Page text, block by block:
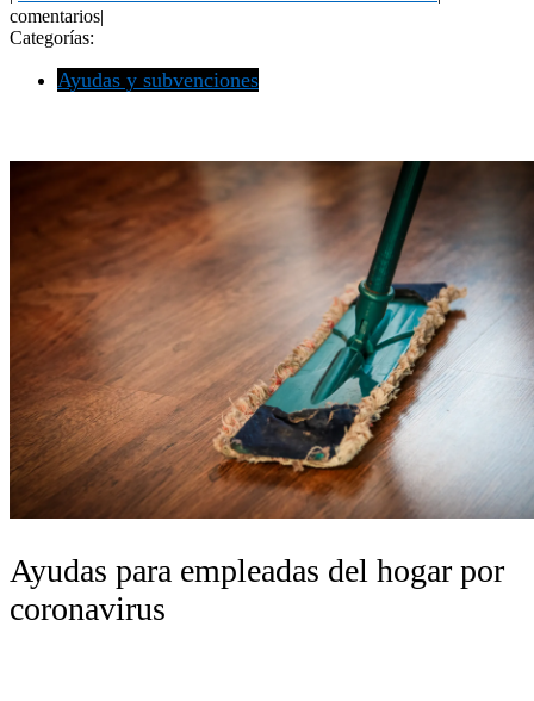
comentarios|
Categorías:
Ayudas y subvenciones
Ayudas para empleadas del hogar por
coronavirus